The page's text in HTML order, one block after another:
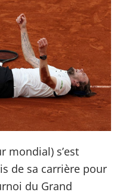
mondial) s’est
de sa carrière pour
du Grand